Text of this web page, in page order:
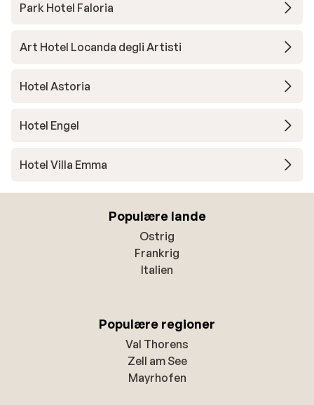
Park Hotel Faloria
Art Hotel Locanda degli Artisti
Hotel Astoria
Hotel Engel
Hotel Villa Emma
Populære lande
Ostrig
Frankrig
Italien
Populære regioner
Val Thorens
Zell am See
Mayrhofen